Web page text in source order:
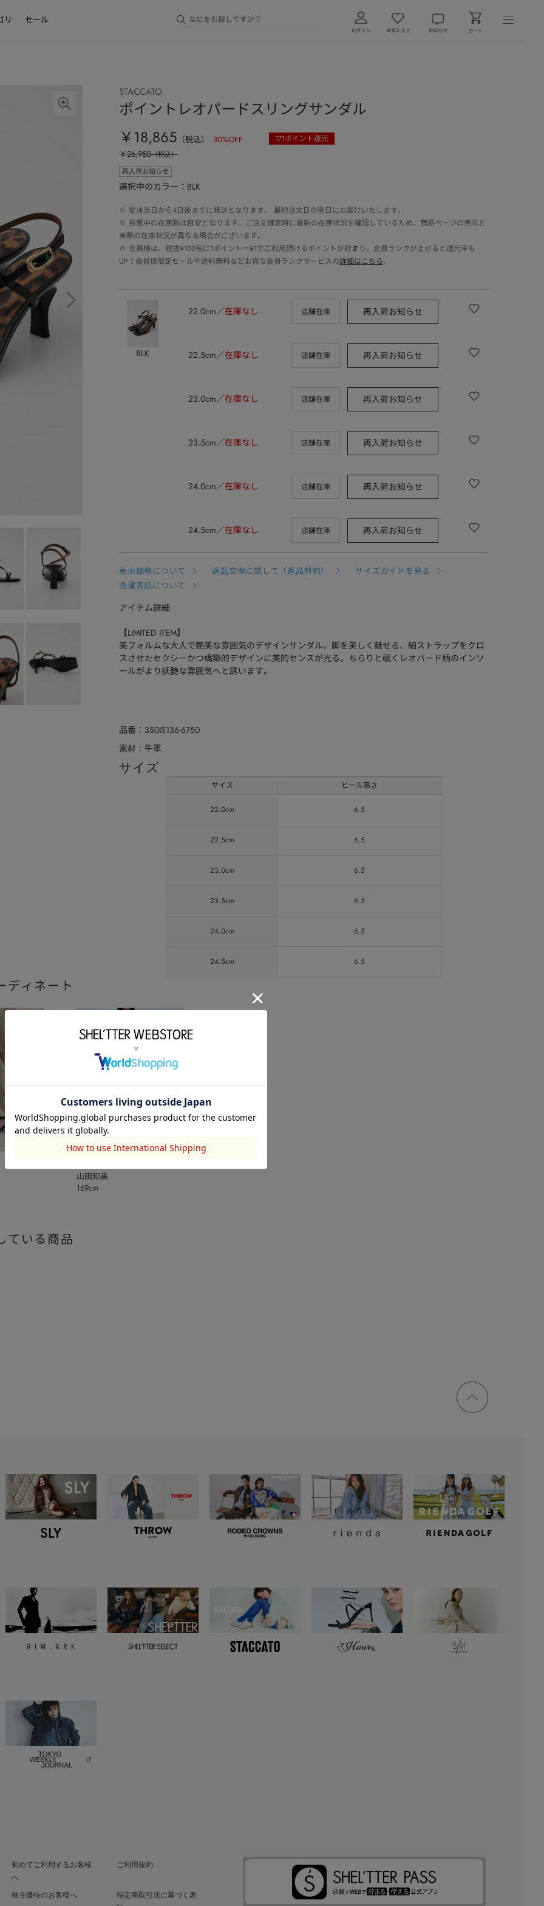
リ セール
STACCATO
ポイントレオパードスリングサンダル
￥18,865 （税込） 30%OFF 171ポイント還元
￥26,950（税込）
再入荷お知らせ
選択中のカラー：BLK
※ 受注当日から4日後までに発送となります。 最短注文日の翌日にお届けいたします。
※ 掲載中の在庫数は目安となります。ご注文確定時に最新の在庫状況を確認しているため、商品ページの表示と
実際の在庫状況が異なる場合がございます。
※ 会員様は、税抜¥100毎に1ポイント＝¥1でご利用頂けるポイントが貯まり、会員ランクが上がると還元率も
UP！会員様限定セールや送料無料などお得な会員ランクサービスの詳細はこちら。
BLK
22.0cm 在庫なし 店舗在庫 再入荷お知らせ
22.5cm 在庫なし 店舗在庫 再入荷お知らせ
23.0cm 在庫なし 店舗在庫 再入荷お知らせ
23.5cm 在庫なし 店舗在庫 再入荷お知らせ
24.0cm 在庫なし 店舗在庫 再入荷お知らせ
24.5cm 在庫なし 店舗在庫 再入荷お知らせ
表示価格について 返品交換に関して（返品特約）
サイズガイドを見る
洗濯表記について
アイテム詳細
【LIMITED ITEM】
美フォルムな大人で艶美な雰囲気のデザインサンダル。脚を美しく魅せる、細ストラップをクロ
スさせたセクシーかつ構築的デザインに美的センスが光る。ちらりと覗くレオパード柄のインソ
ールがより妖艶な雰囲気へと誘います。
品番 350IS136-6750
素材 牛革
サイズ
サイズ ヒール高さ
22.0cm 6.5
22.5cm 6.5
23.0cm 6.5
23.5cm 6.5
24.0cm 6.5
24.5cm 6.5
ディネート
山田知美
169cm
ている商品
ページ
トップ
初めてご利用するお客様
へ
ご利用規約
株主優待のお客様へ
特定商取引法に基づく表